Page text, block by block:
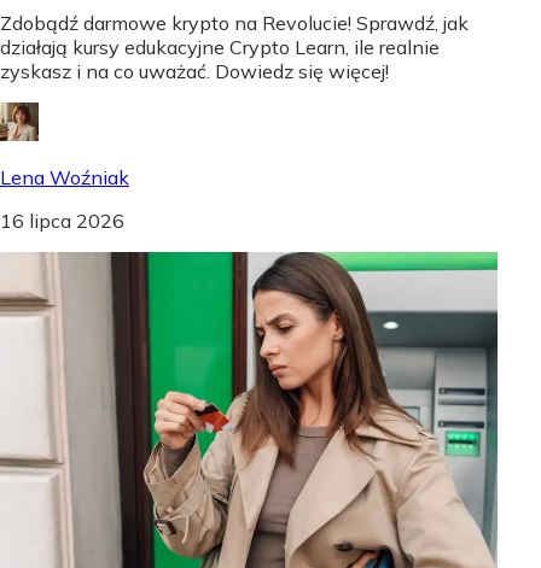
Zdobądź darmowe krypto na Revolucie! Sprawdź, jak
działają kursy edukacyjne Crypto Learn, ile realnie
zyskasz i na co uważać. Dowiedz się więcej!
Lena Woźniak
16 lipca 2026